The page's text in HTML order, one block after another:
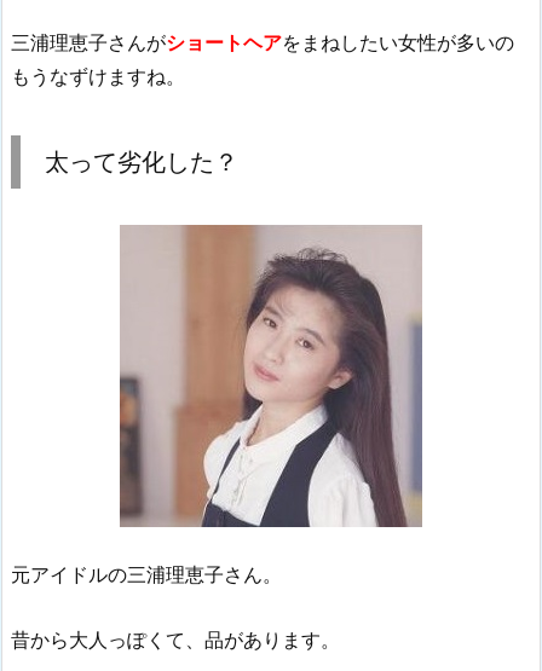
三浦理恵子さんがショートヘアをまねしたい女性が多いの
もうなずけますね。
太って劣化した？
元アイドルの三浦理恵子さん。
昔から大人っぽくて、品があります。